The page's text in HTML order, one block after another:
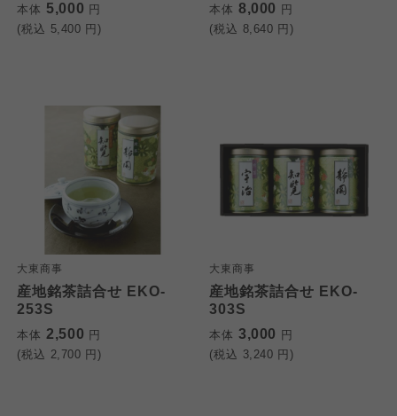
本体 5,000 円
(税込 5,400 円)
本体 8,000 円
(税込 8,640 円)
大東商事
産地銘茶詰合せ EKO-
253S
本体 2,500 円
(税込 2,700 円)
大東商事
産地銘茶詰合せ EKO-
303S
本体 3,000 円
(税込 3,240 円)